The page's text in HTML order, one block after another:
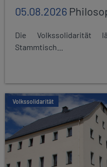
05.08.2026
Die Volkssolidarität
Stammtisch...
Volkssolidarität